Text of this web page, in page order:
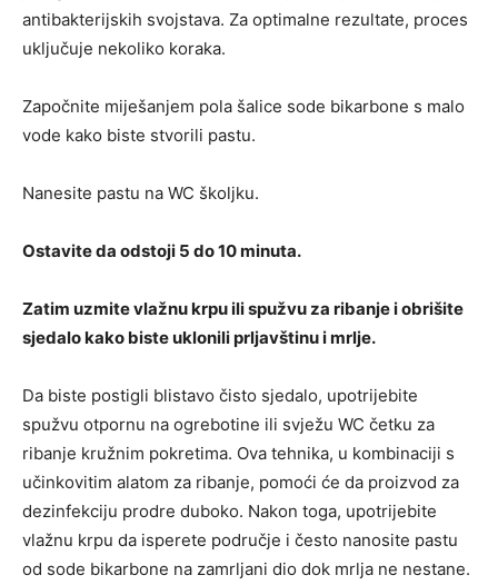
antibakterijskih svojstava. Za optimalne rezultate, proces
uključuje nekoliko koraka.
Započnite miješanjem pola šalice sode bikarbone s malo
vode kako biste stvorili pastu.
Nanesite pastu na WC školjku.
Ostavite da odstoji 5 do 10 minuta.
Zatim uzmite vlažnu krpu ili spužvu za ribanje i obrišite
sjedalo kako biste uklonili prljavštinu i mrlje.
Da biste postigli blistavo čisto sjedalo, upotrijebite
spužvu otpornu na ogrebotine ili svježu WC četku za
ribanje kružnim pokretima. Ova tehnika, u kombinaciji s
učinkovitim alatom za ribanje, pomoći će da proizvod za
dezinfekciju prodre duboko. Nakon toga, upotrijebite
vlažnu krpu da isperete područje i često nanosite pastu
od sode bikarbone na zamrljani dio dok mrlja ne nestane.